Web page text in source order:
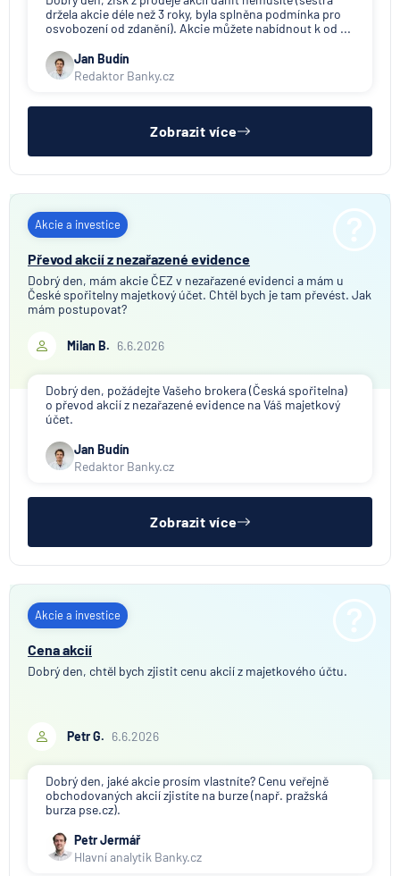
držela akcie déle než 3 roky, byla splněna podmínka pro
osvobození od zdanění). Akcie můžete nabídnout k od ...
Jan Budín
Redaktor Banky.cz
Zobrazit více
Akcie a investice
Převod akcií z nezařazené evidence
Dobrý den, mám akcie ČEZ v nezařazené evidenci a mám u
České spořitelny majetkový účet. Chtěl bych je tam převést. Jak
mám postupovat?
Milan B. 6.6.2026
Dobrý den, požádejte Vašeho brokera (Česká spořitelna)
o převod akcií z nezařazené evidence na Váš majetkový
účet.
Jan Budín
Redaktor Banky.cz
Zobrazit více
Akcie a investice
Cena akcií
Dobrý den, chtěl bych zjistit cenu akcií z majetkového účtu.
Petr G. 6.6.2026
Dobrý den, jaké akcie prosím vlastníte? Cenu veřejně
obchodovaných akcií zjistíte na burze (např. pražská
burza pse.cz).
Petr Jermář
Hlavní analytik Banky.cz